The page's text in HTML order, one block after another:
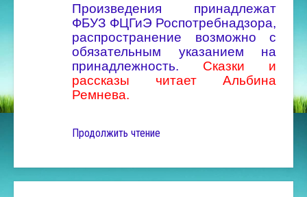
Произведения принадлежат
ФБУЗ ФЦГиЭ Роспотребнадзора,
распространение возможно с
обязательным указанием на
принадлежность.
Сказки и
рассказы читает Альбина
Ремнева.
Продолжить чтение